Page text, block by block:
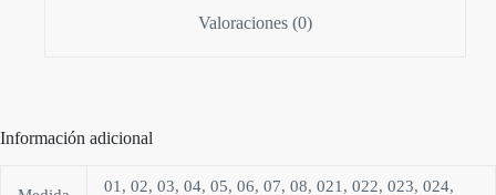
Valoraciones (0)
Información adicional
01, 02, 03, 04, 05, 06, 07, 08, 021, 022, 023, 024,